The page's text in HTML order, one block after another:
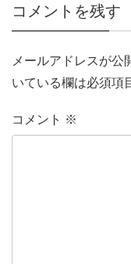
コメントを残す
メールアドレスが公
いている欄は必須項
コメント ※